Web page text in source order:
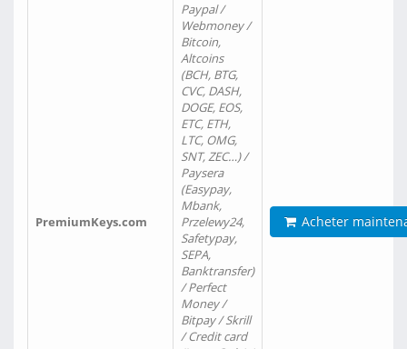
PremiumKeys.com
Paypal /
Webmoney /
Bitcoin,
Altcoins
(BCH, BTG,
CVC, DASH,
DOGE, EOS,
ETC, ETH,
LTC, OMG,
SNT, ZEC…) /
Paysera
(Easypay,
Mbank,
Przelewy24,
Safetypay,
SEPA,
Banktransfer)
/ Perfect
Money /
Bitpay / Skrill
/ Credit card
Acheter